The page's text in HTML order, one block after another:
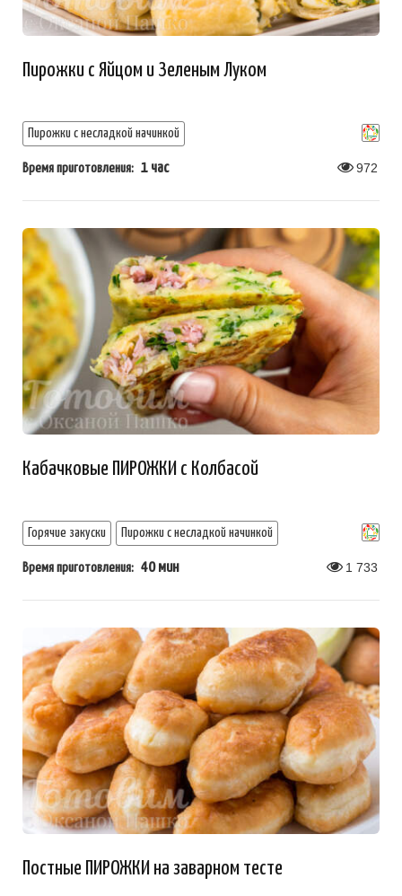
Пирожки с Яйцом и Зеленым Луком
Пирожки с несладкой начинкой
Время приготовления: 1 час 972
Кабачковые ПИРОЖКИ с Колбасой
Горячие закуски Пирожки с несладкой начинкой
Время приготовления: 40 мин 1 733
Постные ПИРОЖКИ на заварном тесте